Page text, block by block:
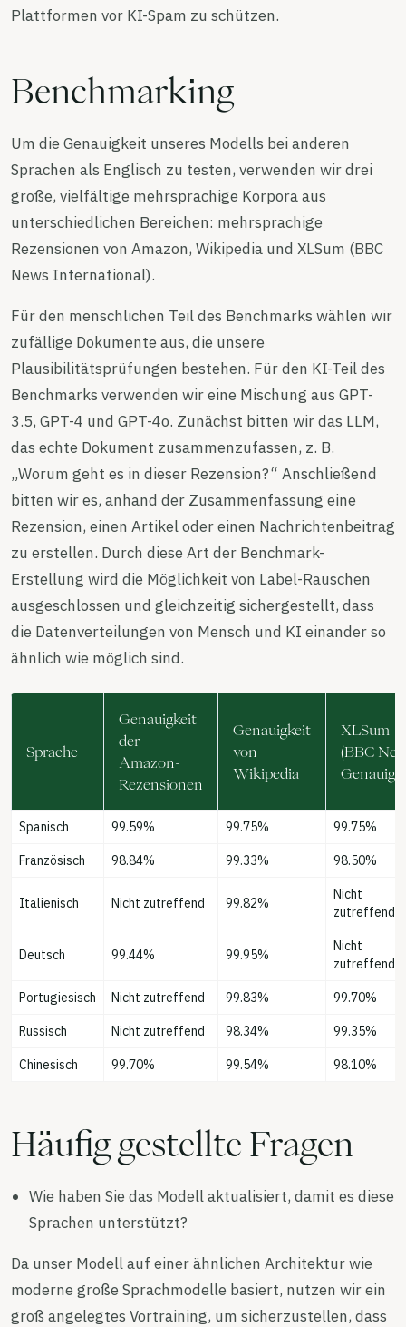
Plattformen vor KI-Spam zu schützen.
Benchmarking
Um die Genauigkeit unseres Modells bei anderen
Sprachen als Englisch zu testen, verwenden wir drei
große, vielfältige mehrsprachige Korpora aus
unterschiedlichen Bereichen: mehrsprachige
Rezensionen von Amazon, Wikipedia und XLSum (BBC
News International).
Für den menschlichen Teil des Benchmarks wählen wir
zufällige Dokumente aus, die unsere
Plausibilitätsprüfungen bestehen. Für den KI-Teil des
Benchmarks verwenden wir eine Mischung aus GPT-
3.5, GPT-4 und GPT-4o. Zunächst bitten wir das LLM,
das echte Dokument zusammenzufassen, z. B.
„Worum geht es in dieser Rezension?“ Anschließend
bitten wir es, anhand der Zusammenfassung eine
Rezension, einen Artikel oder einen Nachrichtenbeitrag
zu erstellen. Durch diese Art der Benchmark-
Erstellung wird die Möglichkeit von Label-Rauschen
ausgeschlossen und gleichzeitig sichergestellt, dass
die Datenverteilungen von Mensch und KI einander so
ähnlich wie möglich sind.
Sprache
Genauigkeit
der
Amazon-
Rezensionen
Genauigkeit
von
Wikipedia
XLSum
(BBC
Spanisch 99.59% 99.75% 99.75%
Französisch 98.84% 99.33% 98.50%
Italienisch Nicht zutreffend 99.82%
Nicht
zutreffend
Deutsch 99.44% 99.95%
Nicht
zutreffend
Portugiesisch Nicht zutreffend 99.83% 99.70%
Russisch Nicht zutreffend 98.34% 99.35%
Chinesisch 99.70% 99.54% 98.10%
Häufig gestellte Fragen
Wie haben Sie das Modell aktualisiert, damit es diese
Sprachen unterstützt?
Da unser Modell auf einer ähnlichen Architektur wie
moderne große Sprachmodelle basiert, nutzen wir ein
groß angelegtes Vortraining, um sicherzustellen, dass